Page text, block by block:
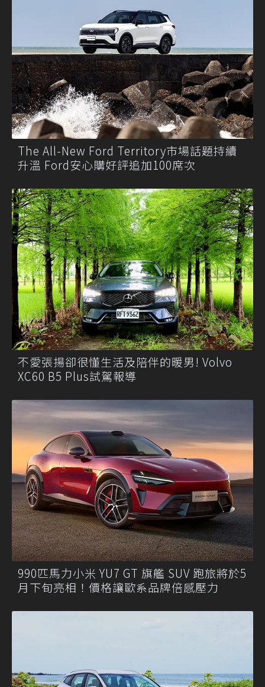
The All-New Ford Territory市場話題持續
升溫 Ford安心購好評追加100席次
不愛張揚卻很懂生活及陪伴的暖男! Volvo
XC60 B5 Plus試駕報導
990匹馬力小米 YU7 GT 旗艦 SUV 跑旅將於5
月下旬亮相！價格讓歐系品牌倍感壓力